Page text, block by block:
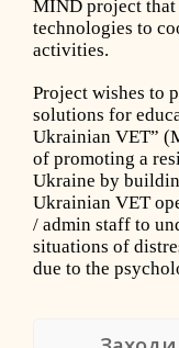
MIND project
technologies to
activities.
Project wishes to
solutions for
Ukrainian VET”
of promoting a
Ukraine by
Ukrainian VET
/ admin staff to
situations of
due to the